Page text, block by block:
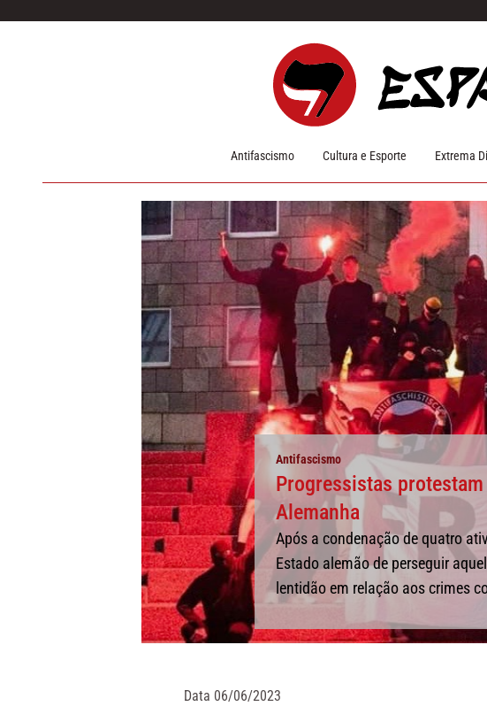
Antifascismo Cultura e Esporte Extrema
Antifascismo
Progressistas
Alemanha
Após a condenação de quatro
Estado alemão de perseguir
lentidão em relação aos crimes
Data 06/06/2023